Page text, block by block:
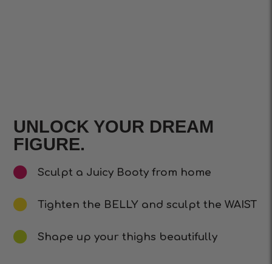
UNLOCK YOUR DREAM
FIGURE.
Sculpt a Juicy Booty from home
Tighten the BELLY and sculpt the WAIST
Shape up your thighs beautifully